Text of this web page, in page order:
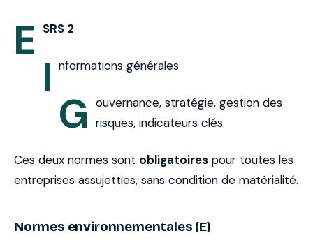
E SRS 2
I nformations générales
G ouvernance, stratégie, gestion des
risques, indicateurs clés
Ces deux normes sont obligatoires pour toutes les
entreprises assujetties, sans condition de matérialité.
Normes environnementales (E)